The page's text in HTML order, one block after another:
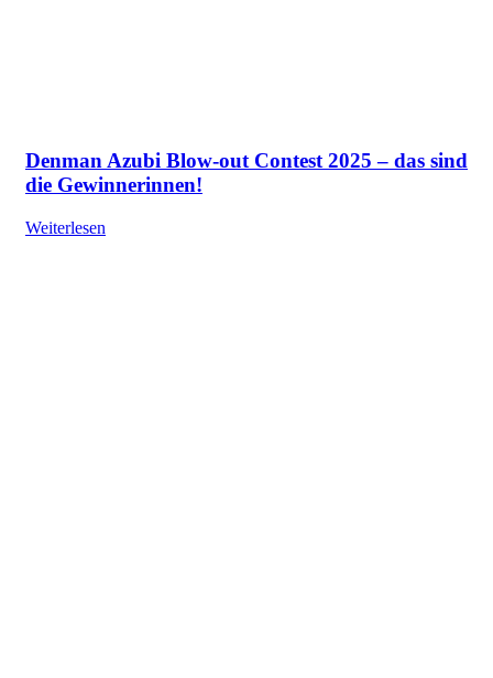
Denman Azubi Blow-out Contest 2025 – das sind
die Gewinnerinnen!
Weiterlesen